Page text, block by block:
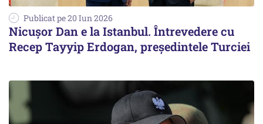
Publicat pe 20 Iun 2026
Nicușor Dan e la Istanbul. Întrevedere cu
Recep Tayyip Erdogan, președintele Turciei